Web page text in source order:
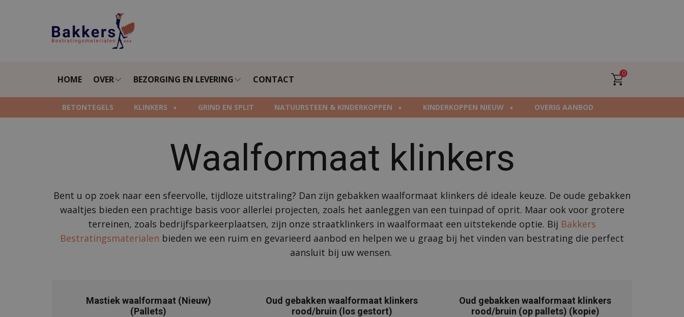
0
HOME OVER BEZORGING EN LEVERING CONTACT
BETONTEGELS KLINKERS GRIND EN SPLIT NATUURSTEEN & KINDERKOPPEN KINDERKOPPEN NIEUW OVERIG AANBOD
Waalformaat klinkers
Bent u op zoek naar een sfeervolle, tijdloze uitstraling? Dan zijn gebakken waalformaat klinkers dé ideale keuze. De oude gebakken
waaltjes bieden een prachtige basis voor allerlei projecten, zoals het aanleggen van een tuinpad of oprit. Maar ook voor grotere
terreinen, zoals bedrijfsparkeerplaatsen, zijn onze straatklinkers in waalformaat een uitstekende optie. Bij Bakkers
Bestratingsmaterialen bieden we een ruim en gevarieerd aanbod en helpen we u graag bij het vinden van bestrating die perfect
aansluit bij uw wensen.
Mastiek waalformaat (Nieuw)
(Pallets)
Oud gebakken waalformaat klinkers
rood/bruin (los gestort)
Oud gebakken waalformaat klinkers
rood/bruin (op pallets) (kopie)